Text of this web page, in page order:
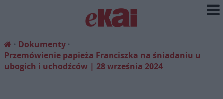
Dokumenty
Przemówienie papieża Franciszka na śniadaniu u
ubogich i uchodźców | 28 września 2024